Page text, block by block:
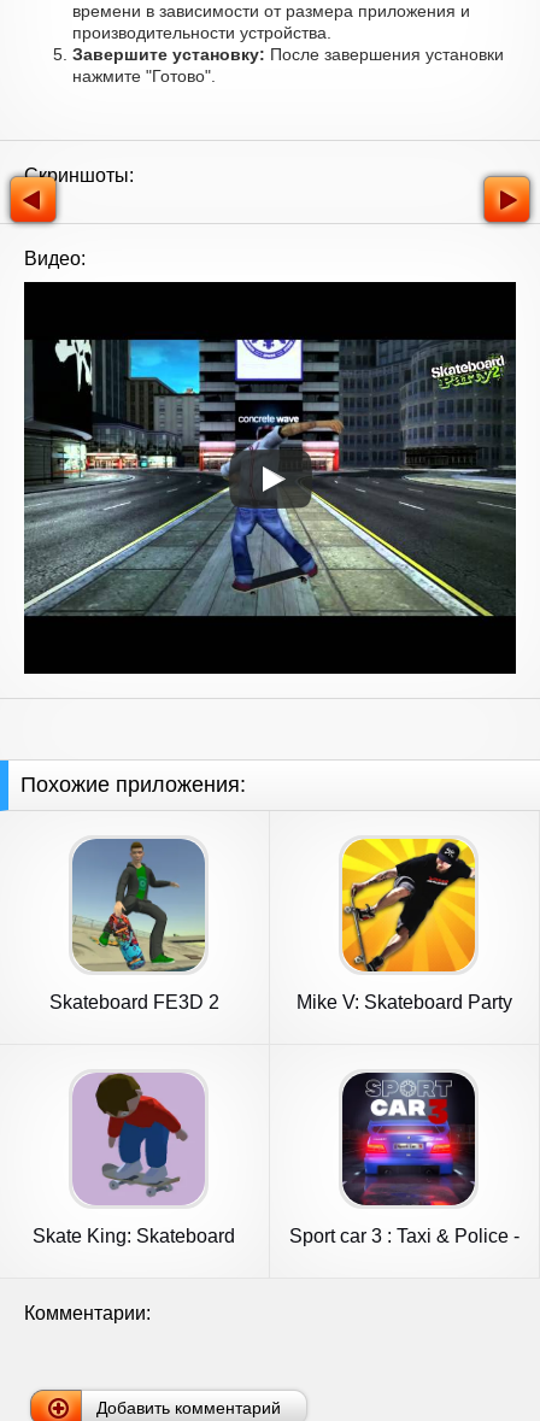
времени в зависимости от размера приложения и
производительности устройства.
Завершите установку: После завершения установки
нажмите "Готово".
Скриншоты:
Видео:
Похожие приложения:
Skateboard FE3D 2 Mike V: Skateboard Party
Skate King: Skateboard
Sport car 3 : Taxi & Police -
Комментарии:
Добавить комментарий